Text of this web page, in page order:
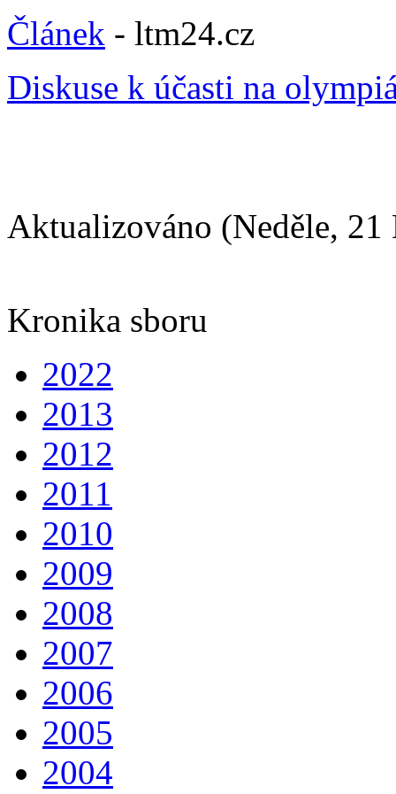
Článek - ltm24.cz
Diskuse k účasti na
Aktualizováno (Neděle, 21
Kronika sboru
2022
2013
2012
2011
2010
2009
2008
2007
2006
2005
2004